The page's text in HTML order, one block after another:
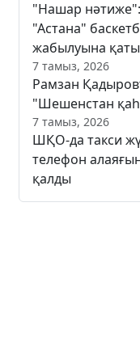
"Нашар нәтиже":
"Астана"
жабылуына
7 тамыз, 2026
Рамзан
"Шешенстан
7 тамыз, 2026
ШҚО-да такси
телефон
қалды